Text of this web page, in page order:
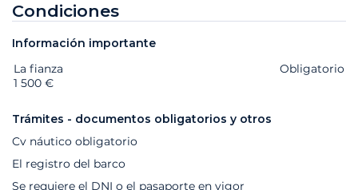
Condiciones
Información importante
Extras Estado
La fianza
Obligatorio
1 500 €
Trámites - documentos obligatorios y otros
Cv náutico obligatorio
El registro del barco
Se requiere el DNI o el pasaporte en vigor